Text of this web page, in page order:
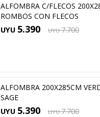
ALFOMBRA C/FLECOS
ROMBOS CON FLECOS
UYU 5.390 UYU 7.700
ALFOMBRA 200X285CM
SAGE
UYU 5.390 UYU 7.700